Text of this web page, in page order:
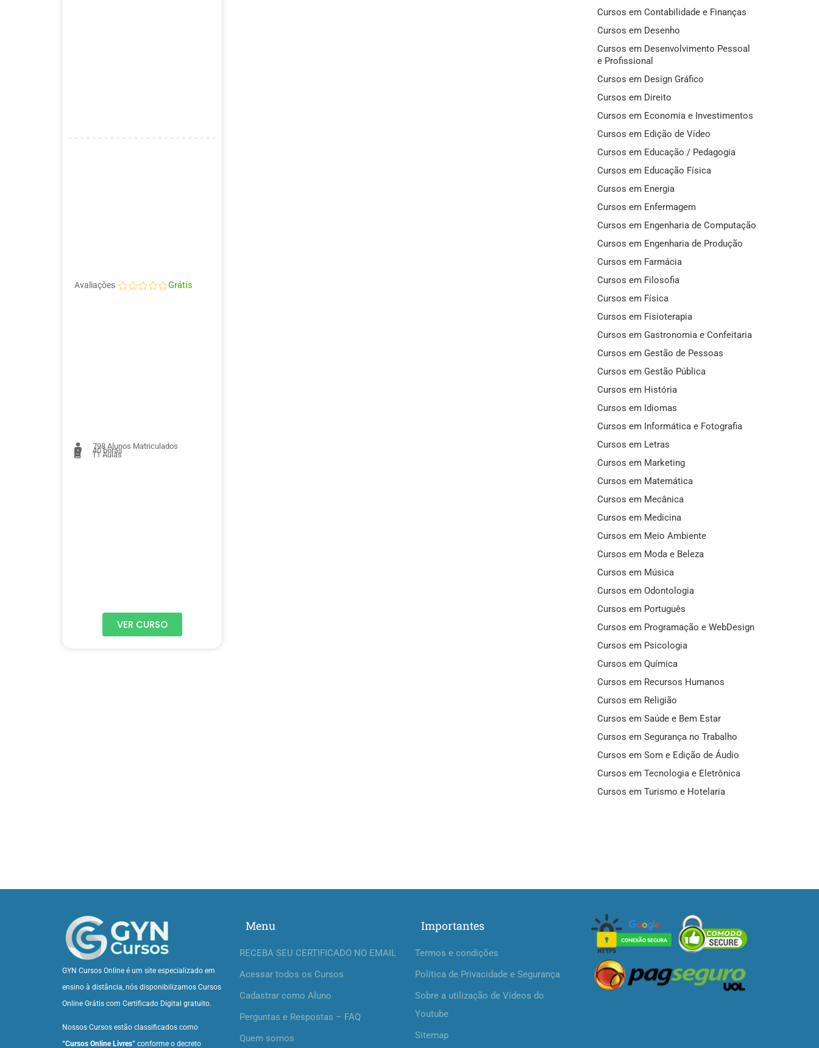
Avaliações Grátis
798 Alunos Matriculados
40 horas
11Aulas
VER CURSO
Cursos em Contabilidade e Finanças
Cursos em Desenho
Cursos em Desenvolvimento Pessoal
e Profissional
Cursos em Design Gráfico
Cursos em Direito
Cursos em Economia e Investimentos
Cursos em Edição de Vídeo
Cursos em Educação / Pedagogia
Cursos em Educação Física
Cursos em Energia
Cursos em Enfermagem
Cursos em Engenharia de Computação
Cursos em Engenharia de Produção
Cursos em Farmácia
Cursos em Filosofia
Cursos em Física
Cursos em Fisioterapia
Cursos em Gastronomia e Confeitaria
Cursos em Gestão de Pessoas
Cursos em Gestão Pública
Cursos em História
Cursos em Idiomas
Cursos em Informática e Fotografia
Cursos em Letras
Cursos em Marketing
Cursos em Matemática
Cursos em Mecânica
Cursos em Medicina
Cursos em Meio Ambiente
Cursos em Moda e Beleza
Cursos em Música
Cursos em Odontologia
Cursos em Português
Cursos em Programação e WebDesign
Cursos em Psicologia
Cursos em Química
Cursos em Recursos Humanos
Cursos em Religião
Cursos em Saúde e Bem Estar
Cursos em Segurança no Trabalho
Cursos em Som e Edição de Áudio
Cursos em Tecnologia e Eletrônica
Cursos em Turismo e Hotelaria
GYN Cursos Online é um site especializado em
ensino à distância, nós disponibilizamos Cursos
Online Grátis com Certificado Digital gratuito.
Nossos Cursos estão classificados como
“Cursos Online Livres” conforme o decreto
Menu
RECEBA SEU CERTIFICADO NO EMAIL
Acessar todos os Cursos
Cadastrar como Aluno
Perguntas e Respostas – FAQ
Quem somos
Importantes
Termos e condições
Política de Privacidade e Segurança
Sobre a utilização de Vídeos do
Youtube
Sitemap